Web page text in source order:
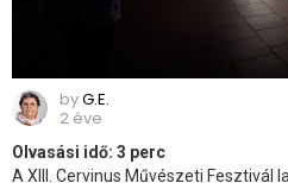
byG.E.
2 éve
Olvasási idő: 3 perc
A XIII. Cervinus Művészeti Fesztivál